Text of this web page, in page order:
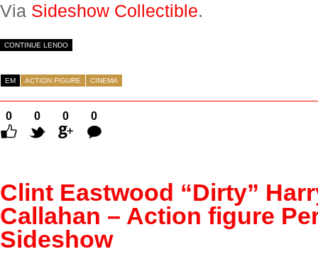
Via Sideshow Collectible.
CONTINUE LENDO
EM ACTION FIGURE CINEMA
0 0 0
0
Comentários
Clint Eastwood “Dirty”
Callahan – Action figure
Sideshow